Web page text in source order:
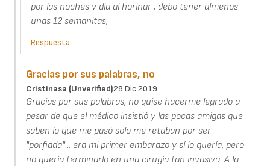
por las noches y dia al horinar , debo tener almenos
unas 12 semanitas,
Respuesta
Gracias por sus palabras, no
Cristinasa (unverified)28 Dic 2019
Gracias por sus palabras, no quise hacerme legrado a
pesar de que el médico insistió y las pocas amigas que
saben lo que me pasó solo me retaban por ser
"porfiada"... era mi primer embarazo y sí lo quería, pero
no quería terminarlo en una cirugía tan invasiva. A la